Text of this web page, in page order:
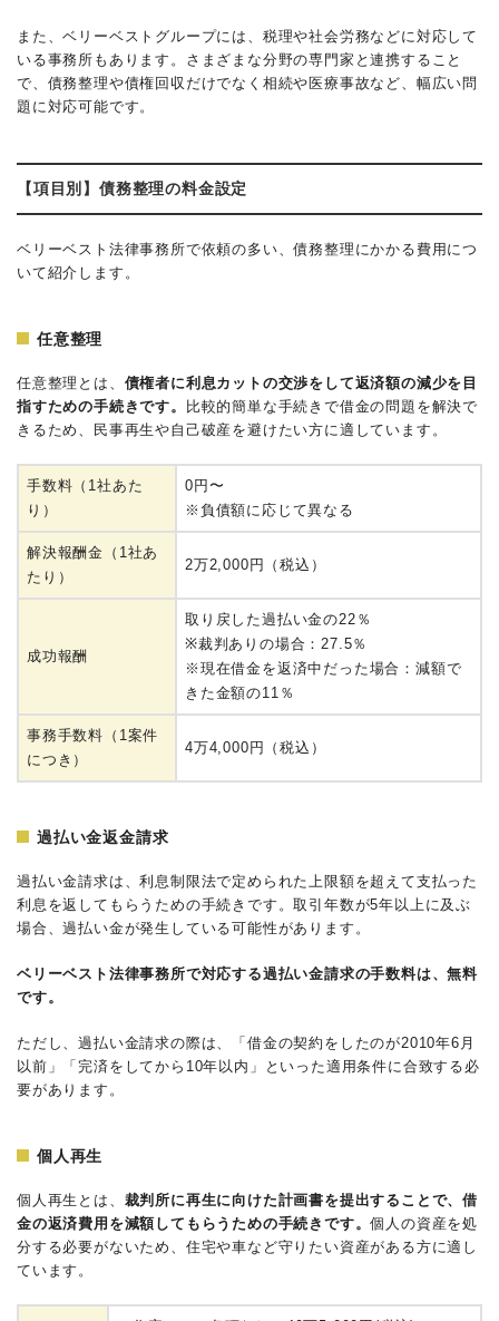
また、ベリーベストグループには、税理や社会労務などに対応して
いる事務所もあります。さまざまな分野の専門家と連携すること
で、債務整理や債権回収だけでなく相続や医療事故など、幅広い問
題に対応可能です。
【項目別】債務整理の料金設定
ベリーベスト法律事務所で依頼の多い、債務整理にかかる費用につ
いて紹介します。
任意整理
任意整理とは、 債権者に利息カットの交渉をして返済額の減少を目
指すための手続きです。 比較的簡単な手続きで借金の問題を解決で
きるため、民事再生や自己破産を避けたい方に適しています。
手数料（1社あた
り）
0円〜
※負債額に応じて異なる
解決報酬金（1社あ
たり）
2万2,000円（税込）
成功報酬
取り戻した過払い金の22％
※裁判ありの場合：27.5％
※現在借金を返済中だった場合：減額で
きた金額の11％
事務手数料（1案件
につき）
4万4,000円（税込）
過払い金返金請求
過払い金請求は、利息制限法で定められた上限額を超えて支払った
利息を返してもらうための手続きです。取引年数が5年以上に及ぶ
場合、過払い金が発生している可能性があります。
ベリーベスト法律事務所で対応する過払い金請求の手数料は、無料
です。
ただし、過払い金請求の際は、「借金の契約をしたのが2010年6月
以前」「完済をしてから10年以内」といった適用条件に合致する必
要があります。
個人再生
個人再生とは、 裁判所に再生に向けた計画書を提出することで、借
金の返済費用を減額してもらうための手続きです。個人の資産を処
分する必要がないため、住宅や車など守りたい資産がある方に適し
ています。